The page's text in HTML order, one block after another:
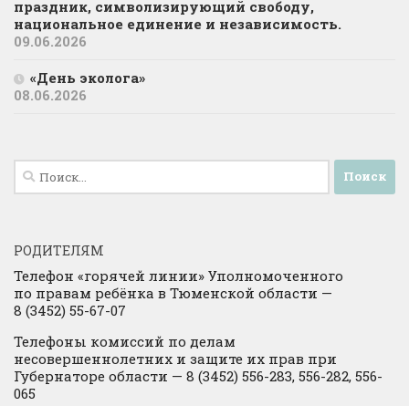
праздник, символизирующий свободу,
национальное единение и независимость.
09.06.2026
«День эколога»
08.06.2026
Найти:
РОДИТЕЛЯМ
Телефон «горячей линии» Уполномоченного
по правам ребёнка в Тюменской области —
8 (3452) 55-67-07
Телефоны комиссий по делам
несовершеннолетних и защите их прав при
Губернаторе области — 8 (3452) 556-283, 556-282, 556-
065